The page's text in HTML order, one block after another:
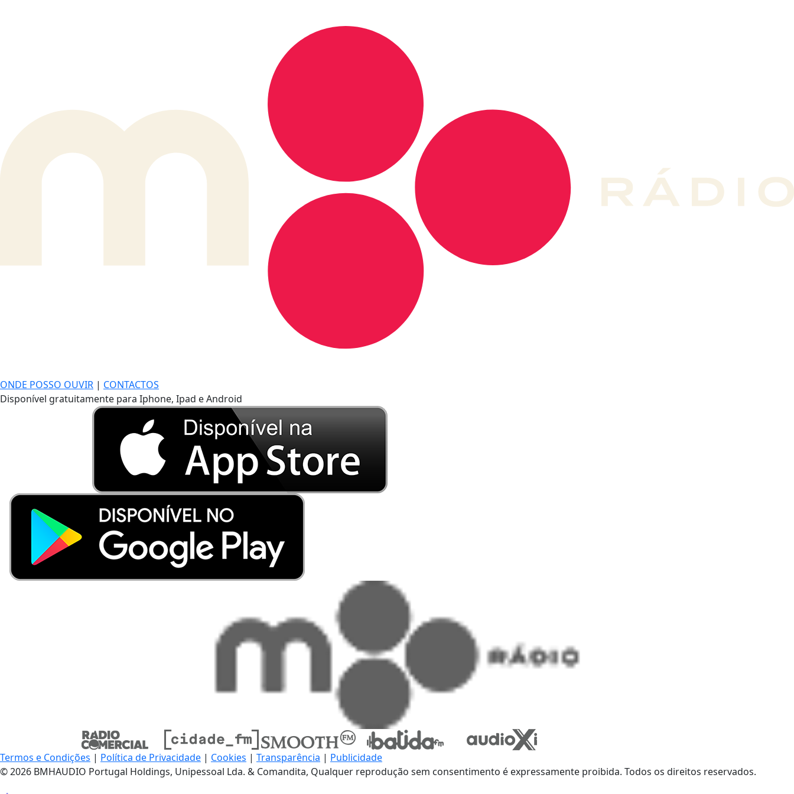
ONDE POSSO OUVIR | CONTACTOS
Disponível gratuitamente para Iphone, Ipad e Android
Termos e Condições | Política de Privacidade | Cookies | Transparência | Publicidade
© 2026 BMHAUDIO Portugal Holdings, Unipessoal Lda. & Comandita, Qualquer reprodução sem consentimento é expressamente proibida. Todos os direitos reservados.